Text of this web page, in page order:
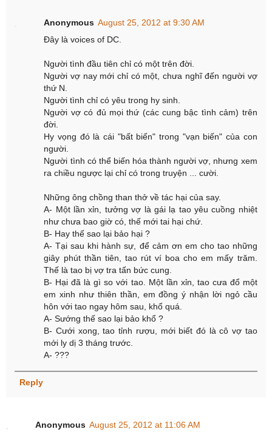
Anonymous August 25, 2012 at 9:30 AM
Đây là voices of DC.
Người tình đầu tiên chỉ có một trên đời.
Người vợ nay mới chỉ có một, chưa nghĩ đến người vợ
thứ N.
Người tình chỉ có yêu trong hy sinh.
Người vợ có đủ mọi thứ (các cung bậc tình cảm) trên
đời.
Hy vọng đó là cái "bất biến" trong "vạn biến" của con
người.
Người tình có thể biến hóa thành người vợ, nhưng xem
ra chiều ngược lại chỉ có trong truyện ... cười.
Những ông chồng than thở về tác hại của say.
A- Một lần xỉn, tưởng vợ là gái lạ tao yêu cuồng nhiệt
như chưa bao giờ có, thế mới tai hại chứ.
B- Hay thế sao lại bảo hại ?
A- Tại sau khi hành sự, để cảm ơn em cho tao những
giây phút thần tiên, tao rút ví boa cho em mấy trăm.
Thế là tao bị vợ tra tấn bức cung.
B- Hại đã là gì so với tao. Một lần xỉn, tao cưa đổ một
em xinh như thiên thần, em đồng ý nhận lời ngỏ cầu
hôn với tao ngay hôm sau, khổ quá.
A- Sướng thế sao lại bảo khổ ?
B- Cưới xong, tao tỉnh rượu, mới biết đó là cô vợ tao
mới ly dị 3 tháng trước.
A- ???
Reply
Anonymous August 25, 2012 at 11:06 AM